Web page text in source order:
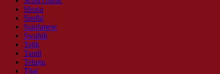
Shona
Sindhi
Sundanese
Swahili
Tajik
Tamil
Telugu
Thai